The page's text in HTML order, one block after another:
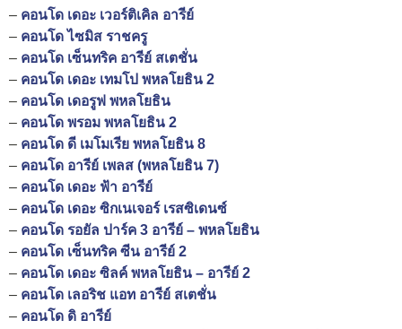
– คอนโด เดอะ เวอร์ติเคิล อารีย์
– คอนโด ไซมิส ราชครู
– คอนโด เซ็นทริค อารีย์ สเตชั่น
– คอนโด เดอะ เทมโป พหลโยธิน 2
– คอนโด เดอรูฟ พหลโยธิน
– คอนโด พรอม พหลโยธิน 2
– คอนโด ดี เมโมเรีย พหลโยธิน 8
– คอนโด อารีย์ เพลส (พหลโยธิน 7)
– คอนโด เดอะ ฟ้า อารีย์
– คอนโด เดอะ ซิกเนเจอร์ เรสซิเดนซ์
– คอนโด รอยัล ปาร์ค 3 อารีย์ – พหลโยธิน
– คอนโด เซ็นทริค ซีน อารีย์ 2
– คอนโด เดอะ ซิลค์ พหลโยธิน – อารีย์ 2
– คอนโด เลอริช แอท อารีย์ สเตชั่น
– คอนโด ดิ อารีย์